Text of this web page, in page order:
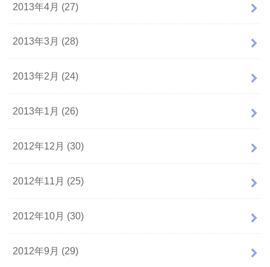
2013年4月 (27)
2013年3月 (28)
2013年2月 (24)
2013年1月 (26)
2012年12月 (30)
2012年11月 (25)
2012年10月 (30)
2012年9月 (29)